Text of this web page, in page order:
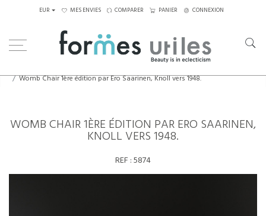
EUR MES ENVIES COMPARER PANIER CONNEXION
Womb Chair 1ère édition par Ero Saarinen, Knoll vers 1948.
WOMB CHAIR 1ÈRE ÉDITION PAR ERO SAARINEN,
KNOLL VERS 1948.
REF :5874